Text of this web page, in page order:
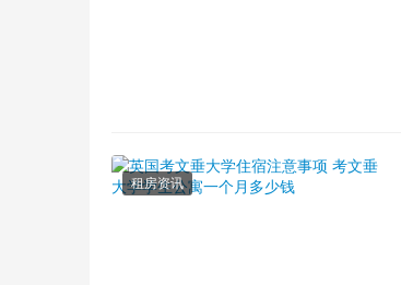
租房资讯